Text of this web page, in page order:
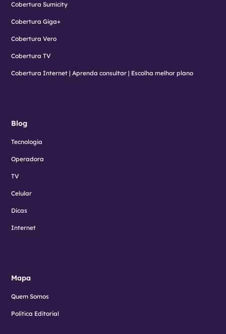
Cobertura Sumicity
Cobertura Giga+
Cobertura Vero
Cobertura TV
Cobertura Internet | Aprenda consultar | Escolha melhor plano
Blog
Tecnologia
Operadora
TV
Celular
Dicas
Internet
Mapa
Quem Somos
Política Editorial